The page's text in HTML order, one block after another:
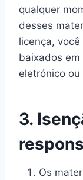
qualquer
desses
licença,
baixados
eletrónico ou
3.
Os